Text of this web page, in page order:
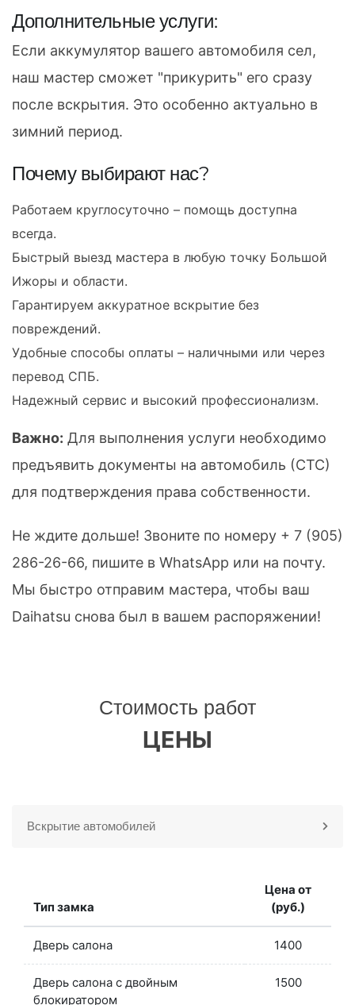
Дополнительные услуги:
Если аккумулятор вашего автомобиля сел,
наш мастер сможет "прикурить" его сразу
после вскрытия. Это особенно актуально в
зимний период.
Почему выбирают нас?
Работаем круглосуточно – помощь доступна
всегда.
Быстрый выезд мастера в любую точку Большой
Ижоры и области.
Гарантируем аккуратное вскрытие без
повреждений.
Удобные способы оплаты – наличными или через
перевод СПБ.
Надежный сервис и высокий профессионализм.
Важно: Для выполнения услуги необходимо
предъявить документы на автомобиль (СТС)
для подтверждения права собственности.
Не ждите дольше! Звоните по номеру + 7 (905)
286-26-66, пишите в WhatsApp или на почту.
Мы быстро отправим мастера, чтобы ваш
Daihatsu снова был в вашем распоряжении!
Стоимость работ
ЦЕНЫ
Вскрытие автомобилей
Тип замка
Цена от
(руб.)
Дверь салона 1400
Дверь салона с двойным
блокиратором
1500